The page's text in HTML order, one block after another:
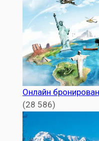
Онлайн
(28 586)